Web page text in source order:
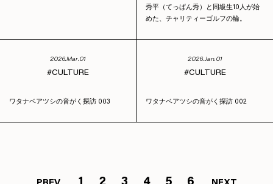
秀平（てっぱん秀）と同級生10人が始
めた、チャリティーゴルフの輪。
2026.Mar.01
CULTURE
ワタナベアツシの音がく探訪 003
2026.Jan.01
CULTURE
ワタナベアツシの音がく探訪 002
PREV 1 2 3 4 5 6 NEXT